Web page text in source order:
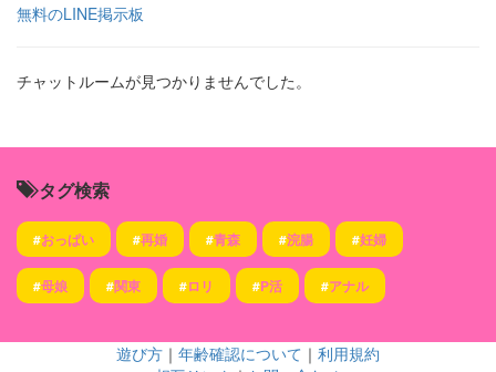
無料のLINE掲示板
チャットルームが見つかりませんでした。
タグ検索
#おっぱい #再婚 #青森 #浣腸 #妊婦
#母娘 #関東 #ロリ #P活 #アナル
遊び方 ｜ 年齢確認について ｜ 利用規約